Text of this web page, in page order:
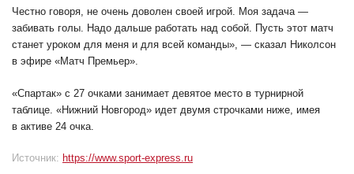
Честно говоря, не очень доволен своей игрой. Моя задача —
забивать голы. Надо дальше работать над собой. Пусть этот матч
станет уроком для меня и для всей команды», — сказал Николсон
в эфире «Матч Премьер».
«Спартак» с 27 очками занимает девятое место в турнирной
таблице. «Нижний Новгород» идет двумя строчками ниже, имея
в активе 24 очка.
Источник: https://www.sport-express.ru